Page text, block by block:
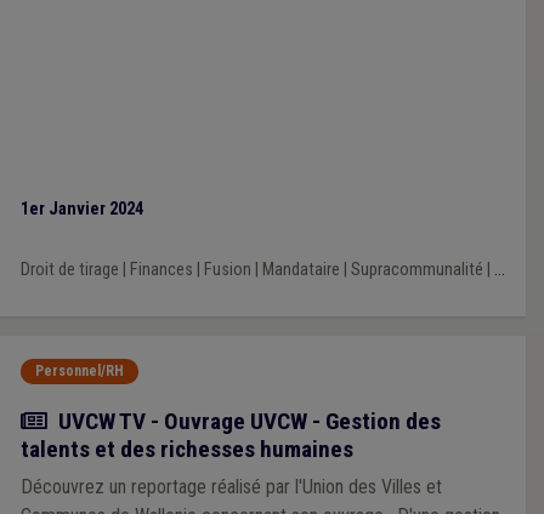
1er Janvier 2024
Droit de tirage Finances Fusion Mandataire Supracommunalité ...
Personnel/RH
Actualité
UVCW TV - Ouvrage UVCW - Gestion des
talents et des richesses humaines
Découvrez un reportage réalisé par l'Union des Villes et